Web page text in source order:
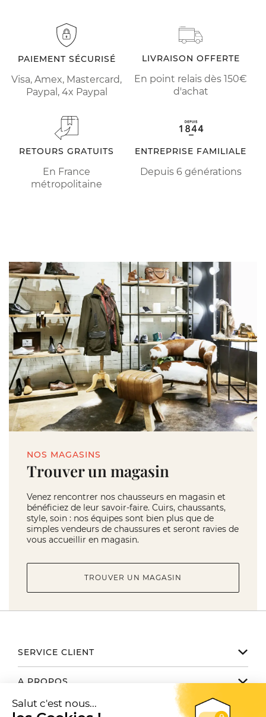
PAIEMENT SÉCURISÉ
Visa, Amex, Mastercard,
Paypal, 4x Paypal
LIVRAISON OFFERTE
En point relais dès 150€
d'achat
RETOURS GRATUITS
En France
métropolitaine
ENTREPRISE FAMILIALE
Depuis 6 générations
NOS MAGASINS
Trouver un magasin
Venez rencontrer nos chausseurs en magasin et
bénéficiez de leur savoir-faire. Cuirs, chaussants,
style, soin : nos équipes sont bien plus que de
simples vendeurs de chaussures et seront ravies de
vous accueillir en magasin.
TROUVER UN MAGASIN
SERVICE CLIENT
de 9h à 17h du lundi au vendredi
Email serviceclient@manbow.fr
A PROPOS
Nos engagements
NOUS TROUVER / CONTACTER